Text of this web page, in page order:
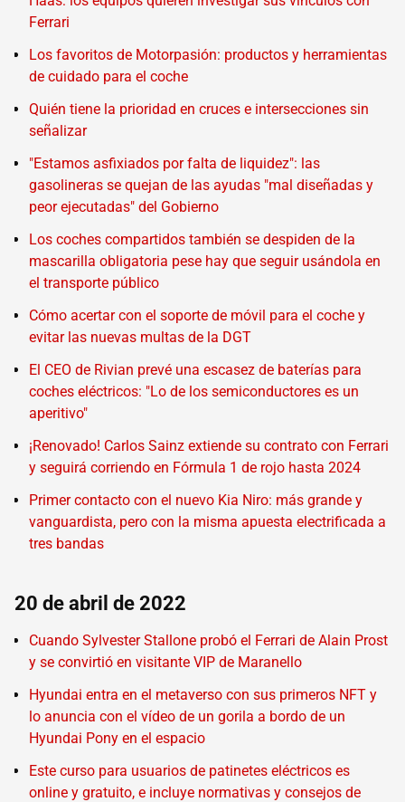
Ferrari
Los favoritos de Motorpasión: productos y herramientas
de cuidado para el coche
Quién tiene la prioridad en cruces e intersecciones sin
señalizar
"Estamos asfixiados por falta de liquidez": las
gasolineras se quejan de las ayudas "mal diseñadas y
peor ejecutadas" del Gobierno
Los coches compartidos también se despiden de la
mascarilla obligatoria pese hay que seguir usándola en
el transporte público
Cómo acertar con el soporte de móvil para el coche y
evitar las nuevas multas de la DGT
El CEO de Rivian prevé una escasez de baterías para
coches eléctricos: "Lo de los semiconductores es un
aperitivo"
¡Renovado! Carlos Sainz extiende su contrato con Ferrari
y seguirá corriendo en Fórmula 1 de rojo hasta 2024
Primer contacto con el nuevo Kia Niro: más grande y
vanguardista, pero con la misma apuesta electrificada a
tres bandas
20 de abril de 2022
Cuando Sylvester Stallone probó el Ferrari de Alain Prost
y se convirtió en visitante VIP de Maranello
Hyundai entra en el metaverso con sus primeros NFT y
lo anuncia con el vídeo de un gorila a bordo de un
Hyundai Pony en el espacio
Este curso para usuarios de patinetes eléctricos es
online y gratuito, e incluye normativas y consejos de